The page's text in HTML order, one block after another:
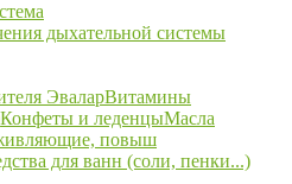
дыхательной системы
ЭваларВитамины
Конфеты и леденцыМасла
повыш
для ванн (соли, пенки...)